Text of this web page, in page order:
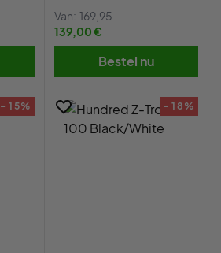
Van: 169,95
139,00 €
Bestel nu
- 15% - 18%